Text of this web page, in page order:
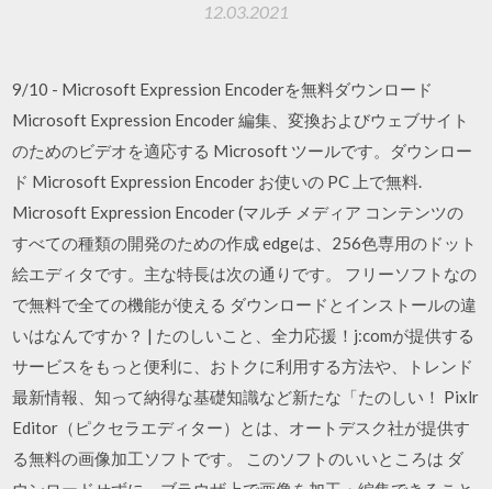
12.03.2021
9/10 - Microsoft Expression Encoderを無料ダウンロード
Microsoft Expression Encoder 編集、変換およびウェブサイト
のためのビデオを適応する Microsoft ツールです。ダウンロー
ド Microsoft Expression Encoder お使いの PC 上で無料.
Microsoft Expression Encoder (マルチ メディア コンテンツの
すべての種類の開発のための作成 edgeは、256色専用のドット
絵エディタです。主な特長は次の通りです。 フリーソフトなの
で無料で全ての機能が使える ダウンロードとインストールの違
いはなんですか？ | たのしいこと、全力応援！j:comが提供する
サービスをもっと便利に、おトクに利用する方法や、トレンド
最新情報、知って納得な基礎知識など新たな「たのしい！ Pixlr
Editor（ピクセラエディター）とは、オートデスク社が提供す
る無料の画像加工ソフトです。 このソフトのいいところは ダ